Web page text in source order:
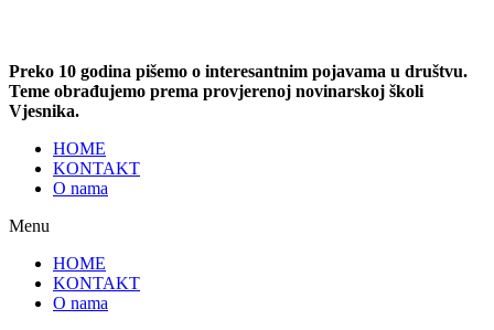
Preko 10 godina pišemo o interesantnim pojavama u društvu.
Teme obrađujemo prema provjerenoj novinarskoj školi
Vjesnika.
HOME
KONTAKT
O nama
Menu
HOME
KONTAKT
O nama